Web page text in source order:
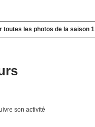
toutes les photos de la saison 1
son activité